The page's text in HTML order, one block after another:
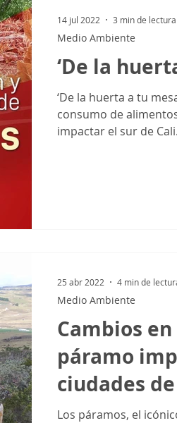
‘De la
‘De la huerta a tu
consumo de
impactar el sur de Cali.
Medio Ambiente
14 jul 2022 3 min de lectura
Cambios
páramo
ciudades
Los páramos, el
Medio Ambiente
25 abr 2022 4 min de